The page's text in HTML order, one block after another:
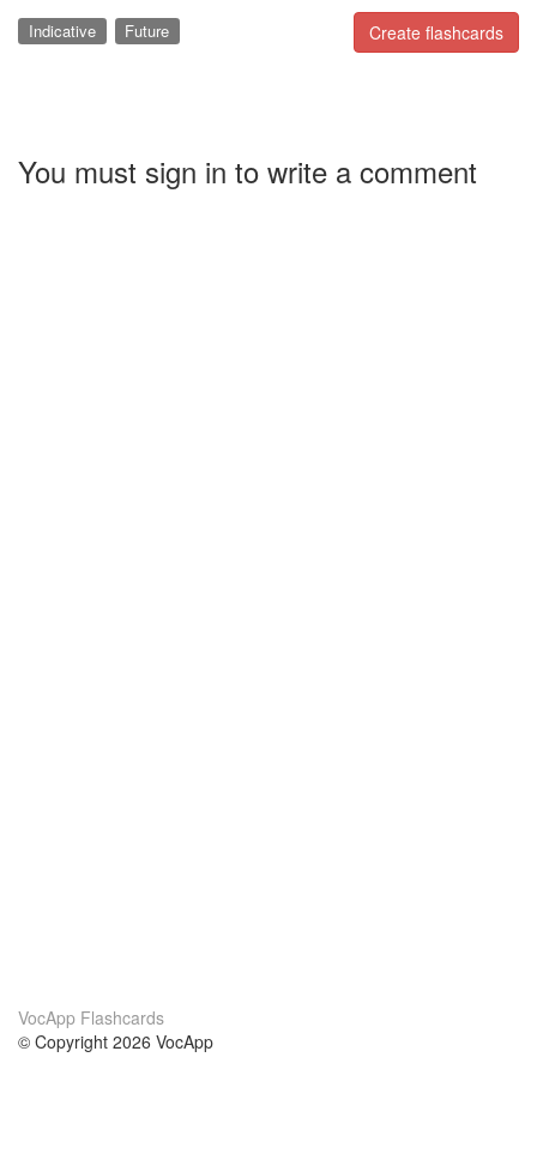
Create flashcards
Indicative Future
You must sign in to write a comment
VocApp Flashcards
© Copyright 2026 VocApp